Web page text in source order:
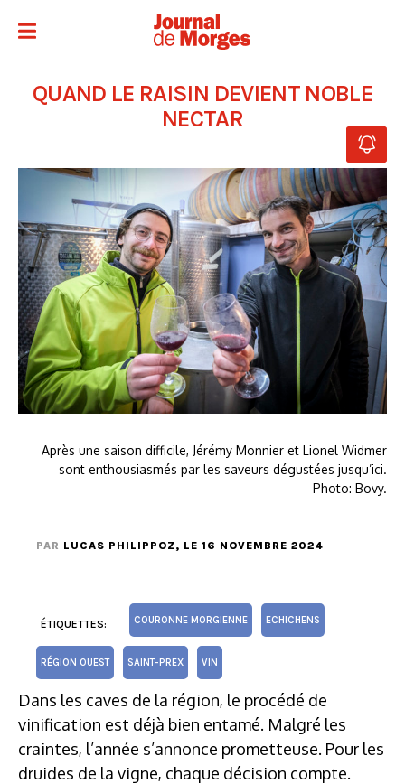
QUAND LE RAISIN DEVIENT NOBLE
NECTAR
Après une saison difficile, Jérémy Monnier et Lionel Widmer
sont enthousiasmés par les saveurs dégustées jusqu’ici.
Photo: Bovy.
PAR LUCAS PHILIPPOZ, LE 16 NOVEMBRE 2024
ÉTIQUETTES: COURONNE MORGIENNE ECHICHENS
RÉGION OUEST SAINT-PREX VIN
Dans les caves de la région, le procédé de
vinification est déjà bien entamé. Malgré les
craintes, l’année s’annonce prometteuse. Pour les
druides de la vigne, chaque décision compte.